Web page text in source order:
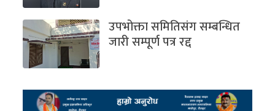
उपभोक्ता समितिसंग सम्बन्धित
जारी सम्पूर्ण पत्र रद्द